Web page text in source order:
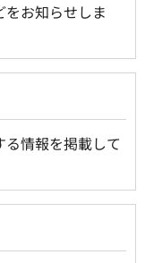
お知らせしま
情報を掲載して